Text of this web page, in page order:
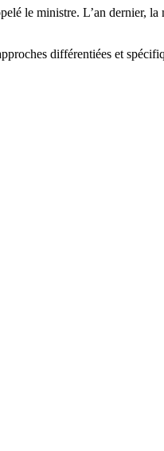
le ministre. L’an dernier,
différentiées et